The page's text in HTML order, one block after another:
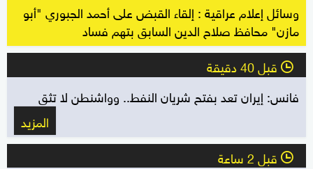
وسائل إعلام عراقية : إلقاء القبض على أحمد الجبوري "أبو
مازن" محافظ صلاح الدين السابق بتهم فساد
l قبل 40 دقيقة
فانس: إيران تعد بفتح شريان النفط.. وواشنطن لا تثق
المزيد
l قبل 2 ساعة